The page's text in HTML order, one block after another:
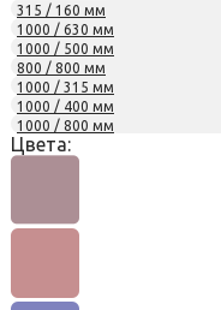
315 / 160 мм
1000 / 630 мм
1000 / 500 мм
800 / 800 мм
1000 / 315 мм
1000 / 400 мм
1000 / 800 мм
Цвета: